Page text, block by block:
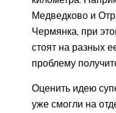
Медведково и
Чермянка, при
стоят на разных
проблему
Оценить идею
уже смогли на